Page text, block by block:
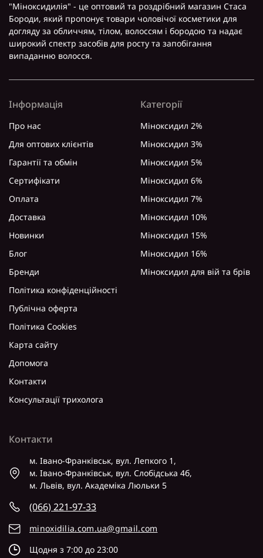
"Міноксидилія" - це оптовий та роздрібний магазин Стаса
Бороди, який пропонує товари чоловічої косметики для
догляду за обличчям, тілом, волоссям і бородою та надає
широкий спектр засобів для росту та запобігання
випаданню волосся.
Інформація
Про нас
Для оптових клієнтів
Гарантії та обмін
Сертифікати
Оплата
Доставка
Новинки
Блог
Бренди
Політика конфіденційності
Публічна оферта
Політика Cookies
Карта сайту
Допомога
Контакти
Консультації трихолога
Категорії
Міноксидил 2%
Міноксидил 3%
Міноксидил 5%
Міноксидил 6%
Міноксидил 7%
Міноксидил 10%
Міноксидил 15%
Міноксидил 16%
Міноксидил для вій та брів
Контакти
м. Івано-Франківськ, вул. Лепкого 1,
м. Івано-Франківськ, вул. Слобідська 4б,
м. Львів, вул. Академіка Люльки 5
(066) 221-97-33
minoxidilia.com.ua@gmail.com
Щодня з 7:00 до 23:00